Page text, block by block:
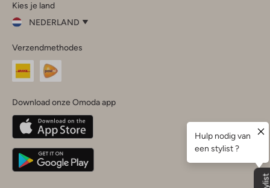
InstagramFacebook
Kies je land
NEDERLAND
je
land
Nederland
Belgique(Français)
Deutschland
Verzendmethodes
Download onze Omoda app